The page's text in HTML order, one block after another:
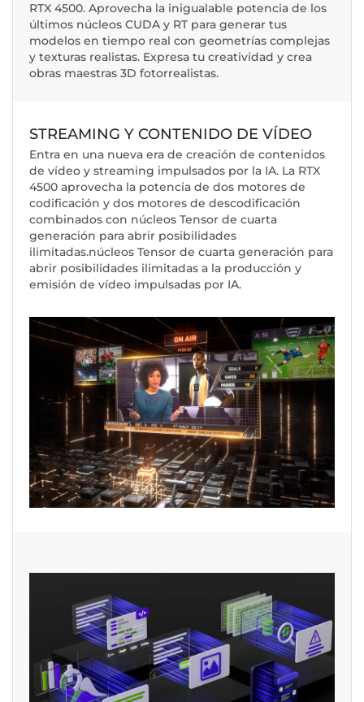
RTX 4500. Aprovecha la inigualable potencia de los
últimos núcleos CUDA y RT para generar tus
modelos en tiempo real con geometrías complejas
y texturas realistas. Expresa tu creatividad y crea
obras maestras 3D fotorrealistas.
STREAMING Y CONTENIDO DE VÍDEO
Entra en una nueva era de creación de contenidos
de vídeo y streaming impulsados por la IA. La RTX
4500 aprovecha la potencia de dos motores de
codificación y dos motores de descodificación
combinados con núcleos Tensor de cuarta
generación para abrir posibilidades
ilimitadas.núcleos Tensor de cuarta generación para
abrir posibilidades ilimitadas a la producción y
emisión de vídeo impulsadas por IA.